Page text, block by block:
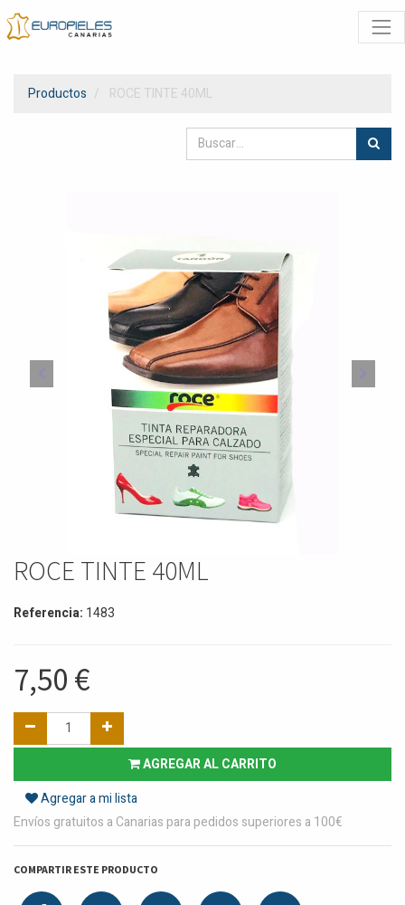
Productos ROCE TINTE 40ML
ROCE TINTE 40ML
Referencia: 1483
7,50 €
AGREGAR AL CARRITO
Agregar a mi lista
Envíos gratuitos a Canarias para pedidos superiores a 100€
COMPARTIR ESTE PRODUCTO